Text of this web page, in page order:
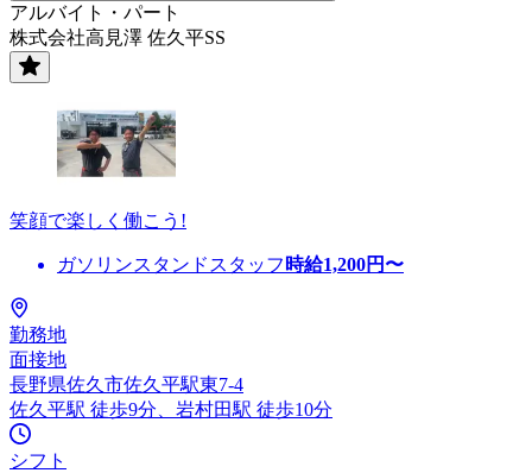
アルバイト・パート
株式会社高見澤 佐久平SS
笑顔で楽しく働こう!
ガソリンスタンドスタッフ 時給1,200円〜
勤務地
面接地
長野県佐久市佐久平駅東7-4
佐久平駅 徒歩9分、岩村田駅 徒歩10分
シフト